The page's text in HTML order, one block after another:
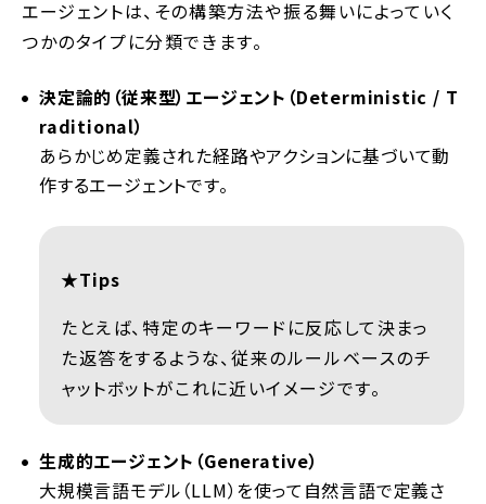
エージェントは、その構築方法や振る舞いによっていく
つかのタイプに分類できます。
決定論的（従来型）エージェント（Deterministic / T
raditional）
あらかじめ定義された経路やアクションに基づいて動
作するエージェントです。
★Tips
たとえば、特定のキーワードに反応して決まっ
た返答をするような、従来のルールベースのチ
ャットボットがこれに近いイメージです。
生成的エージェント（Generative）
大規模言語モデル（LLM）を使って自然言語で定義さ